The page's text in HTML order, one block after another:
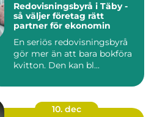
Redovisningsbyrå i Täby -
så väljer företag rätt
partner för ekonomin
En seriös redovisningsbyrå
gör mer än att bara bokföra
kvitton. Den kan bl...
10. dec